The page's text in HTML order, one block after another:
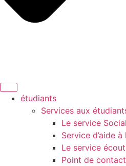
étudiants
Services aux
Le service Social
Service d’aide
Le service
Point de